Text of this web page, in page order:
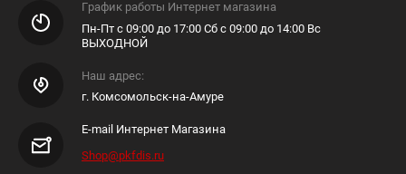
График работы Интернет магазина
Пн-Пт с 09:00 до 17:00 Сб с 09:00 до 14:00 Вс
ВЫХОДНОЙ
Наш адрес:
г. Комсомольск-на-Амуре
E-mail Интернет Магазина
Shop@pkfdis.ru